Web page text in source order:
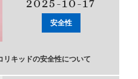
安全性
リキッドの安全性について